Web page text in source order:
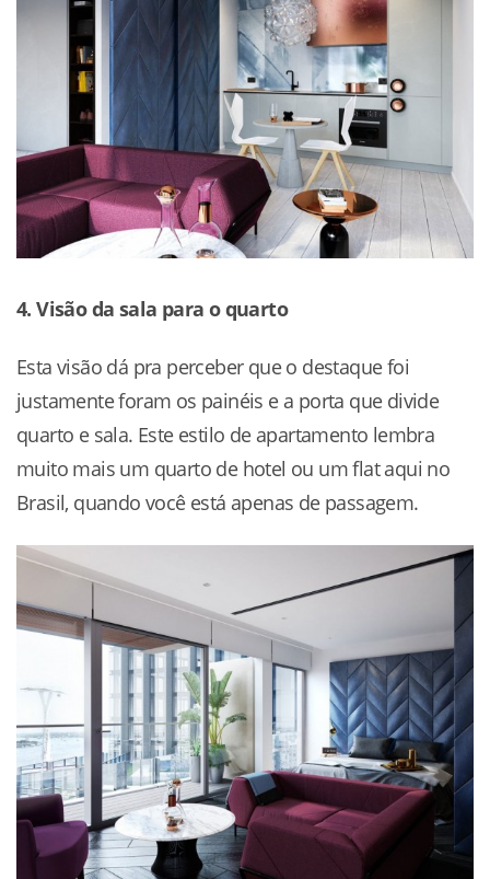
4. Visão da sala para o quarto
Esta visão dá pra perceber que o destaque foi
justamente foram os painéis e a porta que divide
quarto e sala. Este estilo de apartamento lembra
muito mais um quarto de hotel ou um flat aqui no
Brasil, quando você está apenas de passagem.